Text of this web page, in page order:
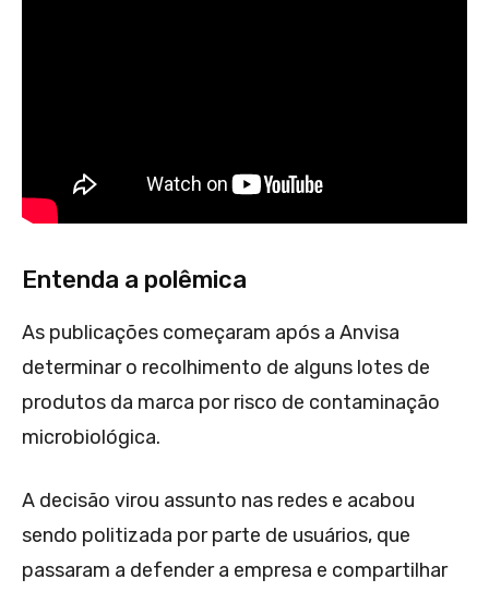
Entenda a polêmica
As publicações começaram após a Anvisa
determinar o recolhimento de alguns lotes de
produtos da marca por risco de contaminação
microbiológica.
A decisão virou assunto nas redes e acabou
sendo politizada por parte de usuários, que
passaram a defender a empresa e compartilhar